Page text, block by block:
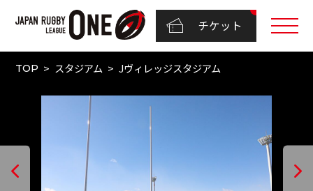
チケット
TOP スタジアム Jヴィレッジスタジアム